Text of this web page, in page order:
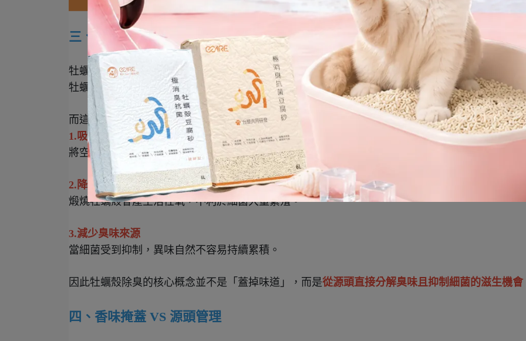
三、牡蠣殼如何吸附異味？
牡蠣殼近年逐漸被應用於寵物用品領域，其中最受到關注的就是 天然除臭與抑菌特性。
牡蠣殼的主要成分為
天然碳酸鈣，經過高溫煅燒處理後，會形成特殊的多孔結構。
而這些特殊的多孔結構能夠:
1.吸附異味分子
將空氣中的部分異味成分吸附於孔隙中，降低氣味擴散。
2. 降低細菌滋生環境
煅燒牡蠣殼會產生活性氧，不利於細菌大量繁殖。
3.減少臭味來源
當細菌受到抑制，異味自然不容易持續累積。
因此牡蠣殼除臭的核心概念並不是「蓋掉味道」，而是從源頭直接分解臭味且抑制細菌的滋生機會
四、香味掩蓋 VS 源頭管理